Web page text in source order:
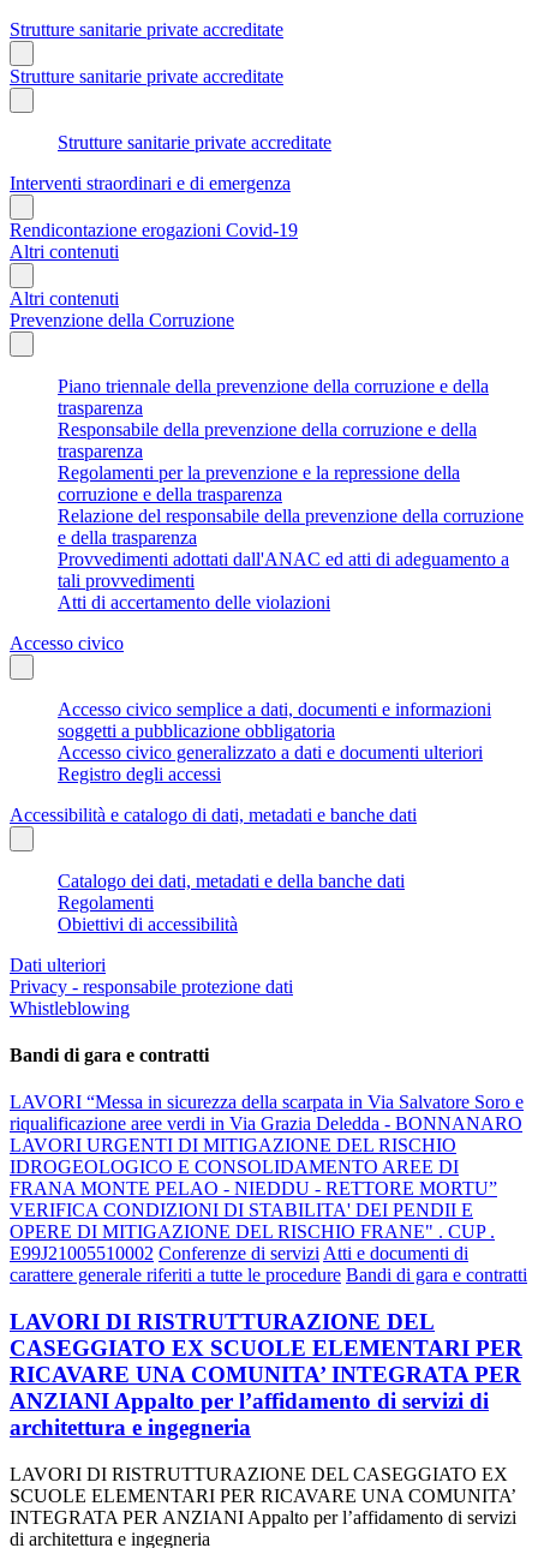
Strutture sanitarie private accreditate
Strutture sanitarie private accreditate
Strutture sanitarie private accreditate
Interventi straordinari e di emergenza
Rendicontazione erogazioni Covid-19
Altri contenuti
Altri contenuti
Prevenzione della Corruzione
Piano triennale della prevenzione della corruzione e della
trasparenza
Responsabile della prevenzione della corruzione e della
trasparenza
Regolamenti per la prevenzione e la repressione della
corruzione e della trasparenza
Relazione del responsabile della prevenzione della corruzione
e della trasparenza
Provvedimenti adottati dall'ANAC ed atti di adeguamento a
tali provvedimenti
Atti di accertamento delle violazioni
Accesso civico
Accesso civico semplice a dati, documenti e informazioni
soggetti a pubblicazione obbligatoria
Accesso civico generalizzato a dati e documenti ulteriori
Registro degli accessi
Accessibilità e catalogo di dati, metadati e banche dati
Catalogo dei dati, metadati e della banche dati
Regolamenti
Obiettivi di accessibilità
Dati ulteriori
Privacy - responsabile protezione dati
Whistleblowing
Bandi di gara e contratti
LAVORI “Messa in sicurezza della scarpata in Via Salvatore Soro e
riqualificazione aree verdi in Via Grazia Deledda - BONNANARO
LAVORI URGENTI DI MITIGAZIONE DEL RISCHIO
IDROGEOLOGICO E CONSOLIDAMENTO AREE DI
FRANA MONTE PELAO - NIEDDU - RETTORE MORTU”
VERIFICA CONDIZIONI DI STABILITA' DEI PENDII E
OPERE DI MITIGAZIONE DEL RISCHIO FRANE" . CUP .
E99J21005510002 Conferenze di servizi Atti e documenti di
carattere generale riferiti a tutte le procedure Bandi di gara e contratti
LAVORI DI RISTRUTTURAZIONE DEL
CASEGGIATO EX SCUOLE ELEMENTARI PER
RICAVARE UNA COMUNITA’ INTEGRATA PER
ANZIANI Appalto per l’affidamento di servizi di
architettura e ingegneria
LAVORI DI RISTRUTTURAZIONE DEL CASEGGIATO EX
SCUOLE ELEMENTARI PER RICAVARE UNA COMUNITA’
INTEGRATA PER ANZIANI Appalto per l’affidamento di servizi
di architettura e ingegneria